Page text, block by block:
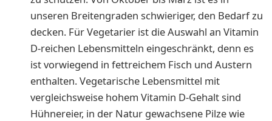
unseren Breitengraden schwieriger, den Bedarf zu
decken. Für Vegetarier ist die Auswahl an Vitamin
D-reichen Lebensmitteln eingeschränkt, denn es
ist vorwiegend in fettreichem Fisch und Austern
enthalten. Vegetarische Lebensmittel mit
vergleichsweise hohem Vitamin D-Gehalt sind
Hühnereier, in der Natur gewachsene Pilze wie